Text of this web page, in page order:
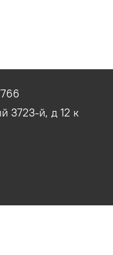
3723-й, д 12 к